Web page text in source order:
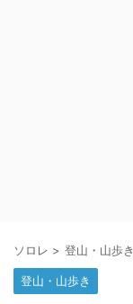
ソロレ > 登山・山歩き
登山・山歩き